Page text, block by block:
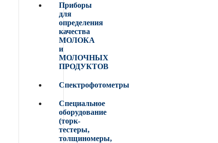
Приборы
для
определения
качества
МОЛОКА
и
МОЛОЧНЫХ
ПРОДУКТОВ
Спектрофотометры
Специальное
оборудование
(торк-
тестеры,
толщиномеры,